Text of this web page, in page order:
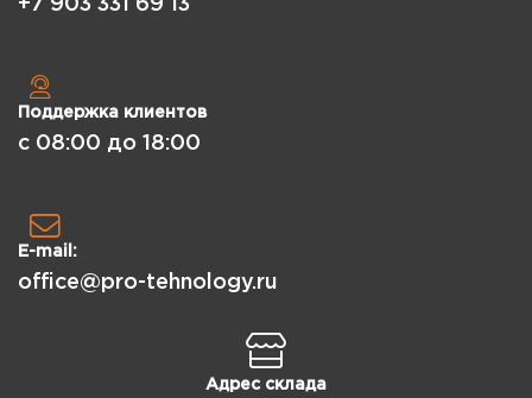
+7 903 331 69 13
Поддержка клиентов
с 08:00 до 18:00
E-mail:
office@pro-tehnology.ru
Адрес склада